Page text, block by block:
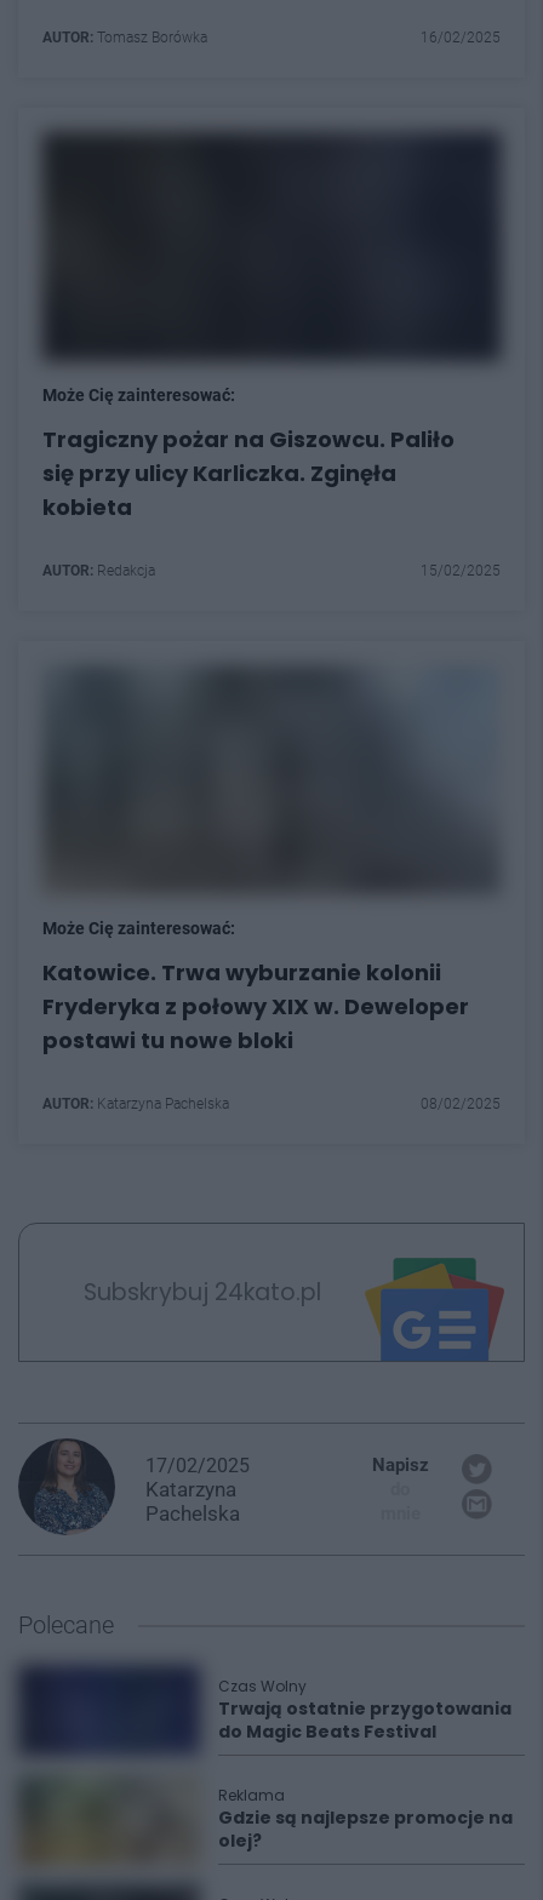
AUTOR: Tomasz Borówka 16/02/2025
Może Cię zainteresować:
Tragiczny pożar na Giszowcu. Paliło
się przy ulicy Karliczka. Zginęła
kobieta
AUTOR: Redakcja 15/02/2025
Może Cię zainteresować:
Katowice. Trwa wyburzanie kolonii
Fryderyka z połowy XIX w. Deweloper
postawi tu nowe bloki
AUTOR: Katarzyna Pachelska 08/02/2025
Subskrybuj 24kato.pl
17/02/2025
Katarzyna
Pachelska
Napisz
Polecane
Czas Wolny
Trwają ostatnie przygotowania
do Magic Beats Festival
Reklama
Gdzie są najlepsze promocje na
olej?